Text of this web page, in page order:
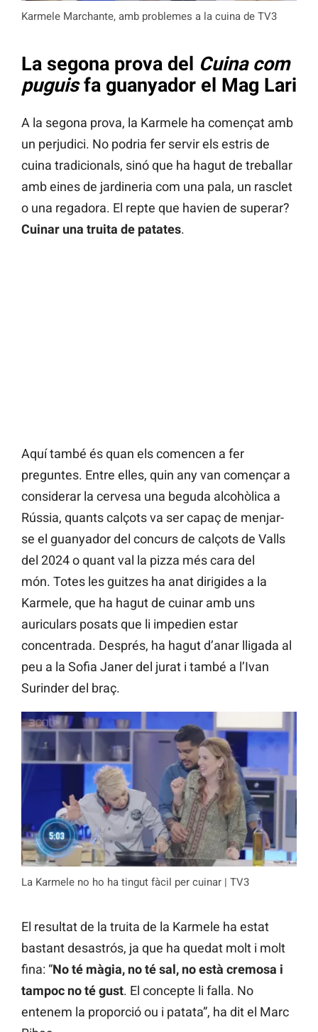
Karmele Marchante, amb problemes a la cuina de TV3
La segona prova del Cuina com
puguisfa guanyador el Mag Lari
A la segona prova, la Karmele ha començat amb
un perjudici. No podria fer servir els estris de
cuina tradicionals, sinó que ha hagut de treballar
amb eines de jardineria com una pala, un rasclet
o una regadora. El repte que havien de superar?
Cuinar una truita de patates.
Aquí també és quan els comencen a fer
preguntes. Entre elles, quin any van començar a
considerar la cervesa una beguda alcohòlica a
Rússia, quants calçots va ser capaç de menjar-
se el guanyador del concurs de calçots de Valls
del 2024 o quant val la pizza més cara del
món. Totes les guitzes ha anat dirigides a la
Karmele, que ha hagut de cuinar amb uns
auriculars posats que li impedien estar
concentrada. Després, ha hagut d’anar lligada al
peu a la Sofia Janer del jurat i també a l’Ivan
Surinder del braç.
La Karmele no ho ha tingut fàcil per cuinar | TV3
El resultat de la truita de la Karmele ha estat
bastant desastrós, ja que ha quedat molt i molt
fina: “No té màgia, no té sal, no està cremosa i
tampoc no té gust. El concepte li falla. No
entenem la proporció ou i patata”, ha dit el Marc